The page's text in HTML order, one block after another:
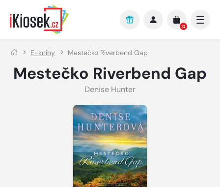
Přejít na hlavní obsah
0
E-knihy Mestečko Riverbend Gap
Mestečko Riverbend Gap
Denise Hunter